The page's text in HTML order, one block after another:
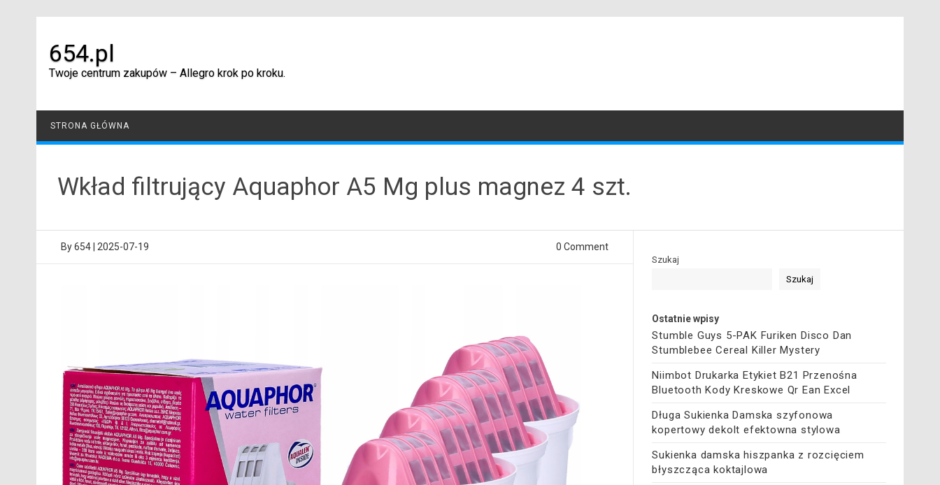
654.pl
Twoje centrum zakupów – Allegro krok po kroku.
STRONA GŁÓWNA
Wkład filtrujący Aquaphor A5 Mg plus magnez 4 szt.
By654 2025-07-19 0 Comment
Szukaj
Szukaj
Ostatnie wpisy
Stumble Guys 5-PAK Furiken Disco Dan
Stumblebee Cereal Killer Mystery
Niimbot Drukarka Etykiet B21 Przenośna
Bluetooth Kody Kreskowe Qr Ean Excel
Długa Sukienka Damska szyfonowa
kopertowy dekolt efektowna stylowa
Sukienka damska hiszpanka z rozcięciem
błyszcząca koktajlowa